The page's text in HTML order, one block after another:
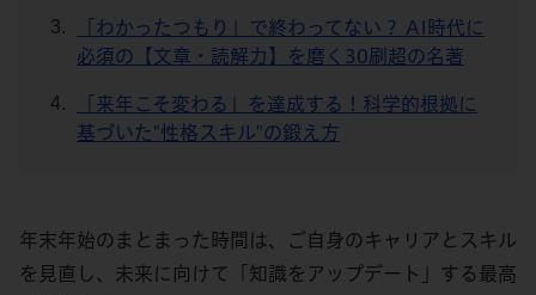
「わかったつもり」で終わってない？ AI時代に
必須の【文章・読解力】を磨く30刷超の名著
「来年こそ変わる」を達成する！科学的根拠に
基づいた"性格スキル"の鍛え方
年末年始のまとまった時間は、ご自身のキャリアとスキル
を見直し、未来に向けて「知識をアップデート」する最高